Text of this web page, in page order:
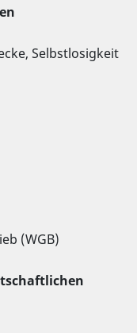
Selbstlosigkeit
(WGB)